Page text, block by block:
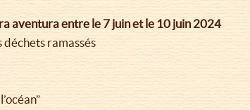
aventura entre le 7 juin et le 10 juin 2024
ramassés